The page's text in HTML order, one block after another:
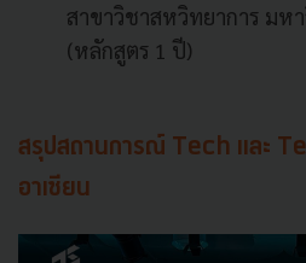
สาขาวิชาสหวิทยาการ มห
(หลักสูตร 1 ปี)
สรุปสถานการณ์ Tech และ
อาเซียน